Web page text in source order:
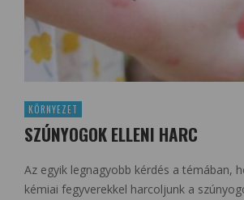
KÖRNYEZET
SZÚNYOGOK ELLENI HARC
Az egyik legnagyobb kérdés a témában,
kémiai fegyverekkel harcoljunk a